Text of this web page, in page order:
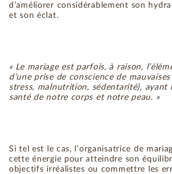
d’améliorer considérablement son
et son éclat.
« Le mariage est parfois, à raison,
d’une prise de conscience de
stress, malnutrition, sédentarité), ayant
santé de notre corps et notre peau. »
Si tel est le cas, l’organisatrice de
cette énergie pour atteindre son
objectifs irréalistes ou commettre les